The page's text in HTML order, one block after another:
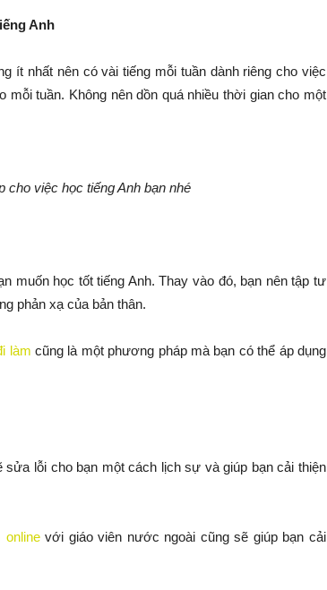
Anh
ít nhất nên có vài tiếng mỗi tuần dành riêng cho việc
tuần. Không nên dồn quá nhiều thời gian cho một
cho việc học tiếng Anh bạn nhé
muốn học tốt tiếng Anh. Thay vào đó, bạn nên tập tư
phản xạ của bản thân.
làm cũng là một phương pháp mà bạn có thể áp dụng
lỗi cho bạn một cách lịch sự và giúp bạn cải thiện
onlinevới giáo viên nước ngoài cũng sẽ giúp bạn cải